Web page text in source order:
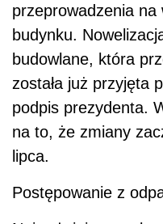
przeprowadzenia na
budynku.
budowlane, która
została już przyjęta
podpis prezydenta.
na to, że zmiany
lipca.
Postępowanie z